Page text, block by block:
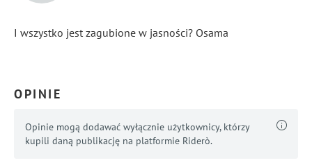
I wszystko jest zagubione w jasności? Osama
OPINIE
Opinie mogą dodawać wyłącznie użytkownicy, którzy
kupili daną publikację na platformie Riderò.